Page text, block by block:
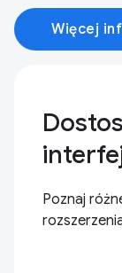
Więcej
Poznaj